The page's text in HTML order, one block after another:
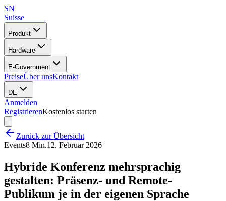
SN
Suisse
Produkt
Hardware
E-Government
PreiseÜber unsKontakt
DE
Anmelden
RegistrierenKostenlos starten
Zurück zur Übersicht
Events8 Min.12. Februar 2026
Hybride Konferenz mehrsprachig
gestalten: Präsenz- und Remote-
Publikum je in der eigenen Sprache